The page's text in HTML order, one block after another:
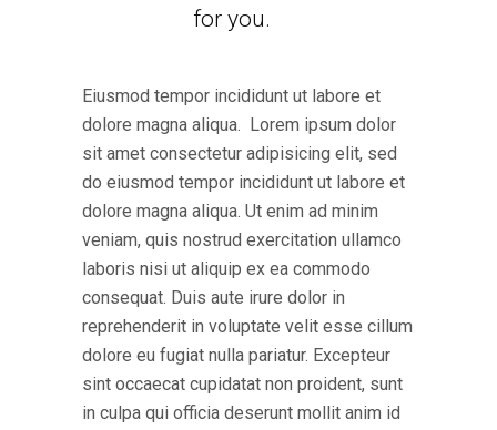
for you.
Eiusmod tempor incididunt ut labore et
dolore magna aliqua. Lorem ipsum dolor
sit amet consectetur adipisicing elit, sed
do eiusmod tempor incididunt ut labore et
dolore magna aliqua. Ut enim ad minim
veniam, quis nostrud exercitation ullamco
laboris nisi ut aliquip ex ea commodo
consequat. Duis aute irure dolor in
reprehenderit in voluptate velit esse cillum
dolore eu fugiat nulla pariatur. Excepteur
sint occaecat cupidatat non proident, sunt
in culpa qui officia deserunt mollit anim id